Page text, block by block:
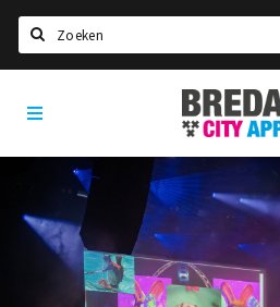
Home
Agenda
Party pics
Nieuws, interviews & blogs
Breda
City
App